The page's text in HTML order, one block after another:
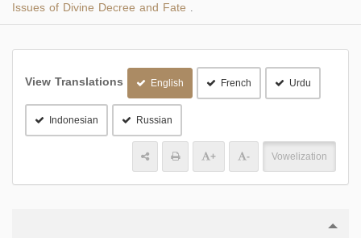
Issues of Divine Decree and Fate
View Translations English French Urdu
Indonesian Russian
+ - Vowelization